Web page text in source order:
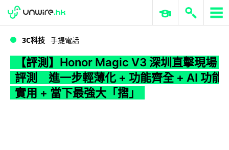
WWDC 2026 ERP 與商業 AI
3C科技 手提電話
【評測】Honor Magic V3 深圳直擊現場
評測 進一步輕薄化 + 功能齊全 + AI 功能
實用 + 當下最強大「摺」